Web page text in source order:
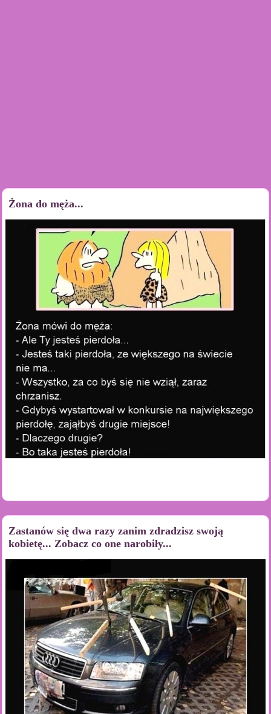
Żona do męża...
Zastanów się dwa razy zanim zdradzisz swoją
kobietę... Zobacz co one narobiły...